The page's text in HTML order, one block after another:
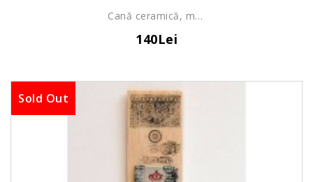
Cană ceramică, model pește
140Lei
Sold Out